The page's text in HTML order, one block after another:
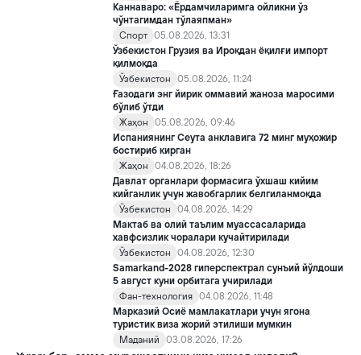
Каннаваро: «Ёрдамчиларимга ойликни ўз
чўнтагимдан тўлаяпман»
Спорт 05.08.2026, 13:31
Ўзбекистон Грузия ва Ироқдан ёқилғи импорт
қилмоқда
Ўзбекистон
05.08.2026, 11:24
Ғазодаги энг йирик оммавий жаноза маросими
бўлиб ўтди
Жаҳон
05.08.2026, 09:46
Испаниянинг Сеута анклавига 72 минг муҳожир
бостириб кирган
Жаҳон
04.08.2026, 18:26
Давлат органлари формасига ўхшаш кийим
кийганлик учун жавобгарлик белгиланмоқда
Ўзбекистон
04.08.2026, 14:29
Мактаб ва олий таълим муассасаларида
хавфсизлик чоралари кучайтирилади
Ўзбекистон
04.08.2026, 12:30
Samarkand-2028 гиперспектрал сунъий йўлдоши
5 август куни орбитага учирилади
Фан-технология 04.08.2026, 11:48
Марказий Осиё мамлакатлари учун ягона
туристик виза жорий этилиши мумкин
Маданий
03.08.2026, 17:26